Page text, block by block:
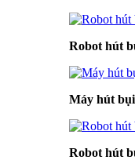
Robot hút
Máy hút
Robot hút